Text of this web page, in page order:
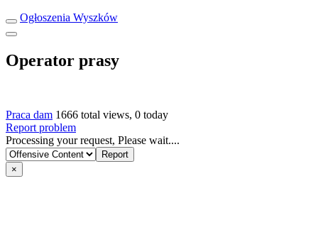
Ogłoszenia Wyszków
Operator prasy
Praca dam 1666 total views, 0 today
Report problem
Processing your request, Please wait....
×